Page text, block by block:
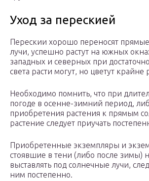
Уход за перескией
Перескии хорошо переносят
лучи, успешно растут на южных
западных и северных при
света расти могут, но цветут крайне
Необходимо помнить, что при
погоде в осенне-зимний период,
приобретения растения к прямым
растение следует приучать
Приобретенные экземпляры и
стоявшие в тени (либо после зимы)
выставлять под солнечные лучи,
ним постепенно.